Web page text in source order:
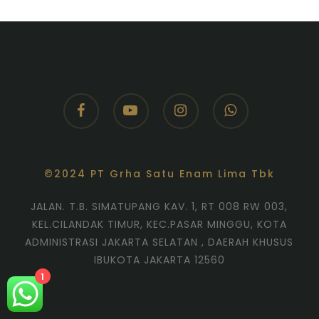
facebookyoutube instagramwhatsapp
©2024 PT Grha Satu Enam Lima Tbk
JALAN. T.B. SIMATUPANG KAV. 1, RT 008 RW 003,
KEL.CILANDAK TIMUR, KEC.PASAR MINGGU, KOTA
ADMINISTRASI JAKARTA SELATAN , DAERAH KHUSUS
IBUKOTA JAKARTA 12560
1